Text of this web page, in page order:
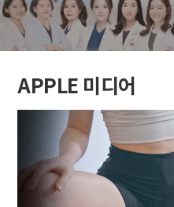
APPLE 미디어